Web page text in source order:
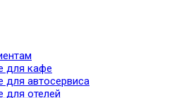
для кафе
для автосервиса
для отелей